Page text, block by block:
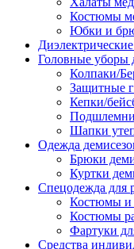
Костюмы
Юбки и
Головные уборы
Колпаки/
Защитные
Кепки/
Шапки
Одежда
Брюки
Куртки
Спецодежда для
Костюмы и
Костюмы
Фартуки
Средства